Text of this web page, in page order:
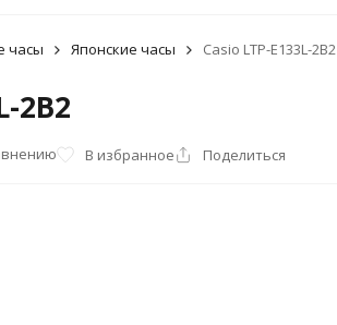
часы Японские часы Casio LTP-E133L-2B2
2B2
В избранное Поделиться